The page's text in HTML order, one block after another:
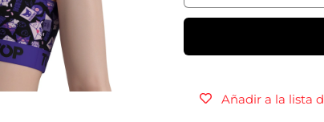
Añadir a la lista